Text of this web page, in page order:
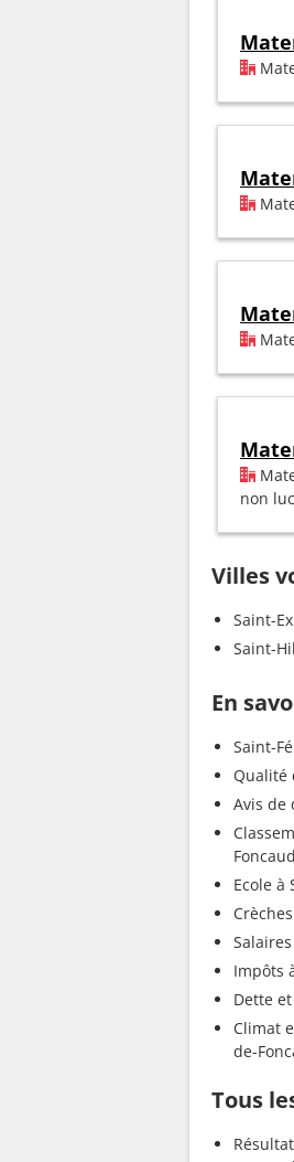
non
Villes
Saint-
Saint-
En
Saint-
Qualité
Avis de
Ecole à
Impôts
Dette
Climat
de-
Tous